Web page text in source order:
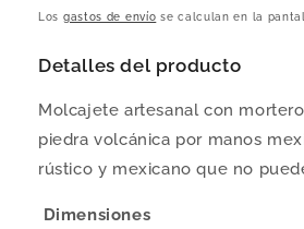
habitual
Los gastos de envío se calculan en la
Detalles del producto
Molcajete artesanal con
piedra volcánica por manos
rústico y mexicano que no
Dimensiones